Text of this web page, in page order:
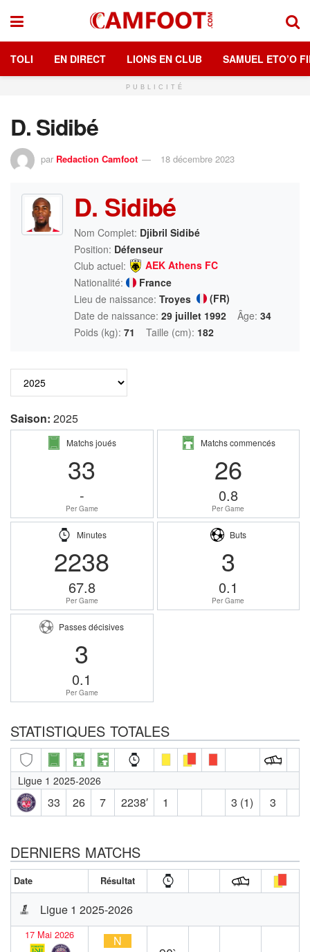
TOLI EN DIRECT LIONS EN CLUB SAMUEL ETO’O
PUBLICITÉ
D. Sidibé
par Redaction Camfoot 18 décembre 2023
D. Sidibé
Nom Complet: Djibril Sidibé
Position: Défenseur
Club actuel:
AEK Athens FC
Nationalité:
France
Lieu de naissance: Troyes
(FR)
Date de naissance: 29 juillet 1992 Âge: 34
Poids (kg): 71 Taille (cm): 182
Saison: 2025
Matchs joués
33
-
Per Game
Matchs commencés
26
0.8
Per Game
Minutes
2238
67.8
Per Game
Buts
3
0.1
Per Game
Passes décisives
3
0.1
Per Game
STATISTIQUES TOTALES
Ligue 1 2025-2026
33 26 7 2238′ 1 3 (1) 3
DERNIERS MATCHS
Date Résultat
Ligue 1 2025-2026
17 Mai 2026 N